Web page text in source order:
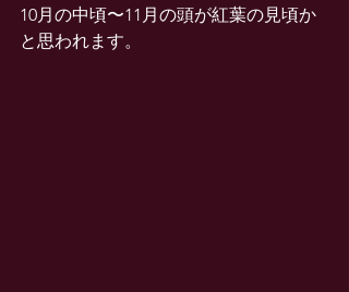
10月の中頃〜11月の頭が紅葉の見頃か
と思われます。